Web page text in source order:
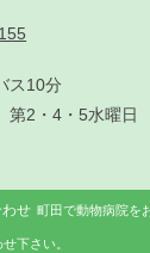
ス10分
第2・4・5水曜日
せ 町田で動物病院を
下さい。